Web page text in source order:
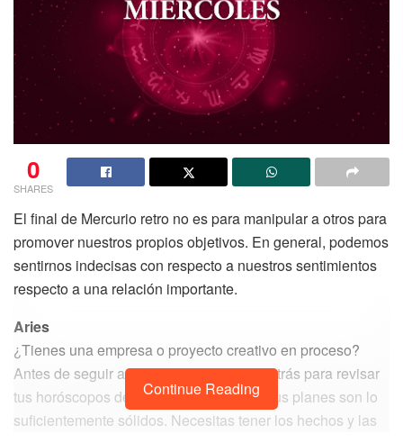
0
SHARES
El final de Mercurio retro no es para manipular a otros para
promover nuestros propios objetivos. En general, podemos
sentirnos indecisas con respecto a nuestros sentimientos
respecto a una relación importante.
Aries
¿Tienes una empresa o proyecto creativo en proceso?
Antes de seguir adelante, da dos pasos atrás para revisar
tus horóscopos de mayo y comprobar si tus planes son lo
suficientemente sólidos. Necesitas tener los hechos y las
Continue Reading